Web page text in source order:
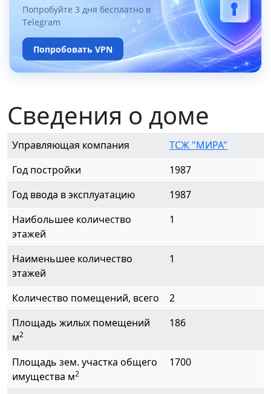
Попробуйте 3 дня бесплатно в
Telegram
Попробовать VPN
Сведения о доме
Управляющая компания
ТСЖ "МИРА"
Год постройки
1987
Год ввода в эксплуатацию
1987
Наибольшее количество
этажей
1
Наименьшее количество
этажей
1
Количество помещений, всего
2
Площадь жилых помещений
м2
186
Площадь зем. участка общего
имущества м2
1700